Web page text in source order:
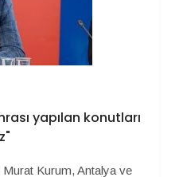
yapılan konutları
Kurum, Antalya ve